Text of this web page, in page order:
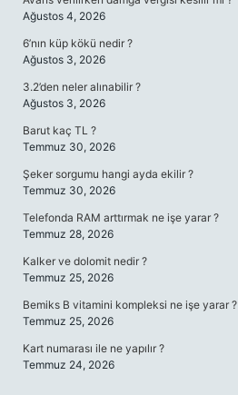
Ağustos 4, 2026
6’nın küp kökü nedir ?
Ağustos 3, 2026
3.2’den neler alınabilir ?
Ağustos 3, 2026
Barut kaç TL ?
Temmuz 30, 2026
Şeker sorgumu hangi ayda ekilir ?
Temmuz 30, 2026
Telefonda RAM arttırmak ne işe yarar ?
Temmuz 28, 2026
Kalker ve dolomit nedir ?
Temmuz 25, 2026
Bemiks B vitamini kompleksi ne işe yarar ?
Temmuz 25, 2026
Kart numarası ile ne yapılır ?
Temmuz 24, 2026